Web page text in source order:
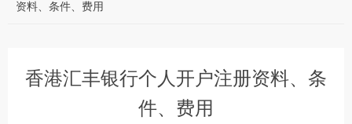
资料、条件、费用
香港汇丰银行个人开户注册资料、条
件、费用